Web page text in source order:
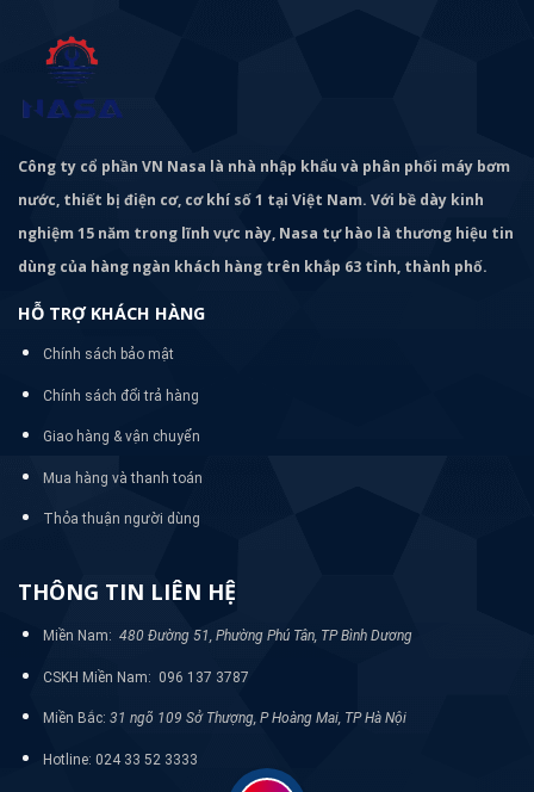
Công ty cổ phần VN Nasa là nhà nhập khẩu và phân phối máy bơm
nước, thiết bị điện cơ, cơ khí số 1 tại Việt Nam. Với bề dày kinh
nghiệm 15 năm trong lĩnh vực này, Nasa tự hào là thương hiệu tin
dùng của hàng ngàn khách hàng trên khắp 63 tỉnh, thành phố.
HỖ TRỢ KHÁCH HÀNG
Chính sách bảo mật
Chính sách đổi trả hàng
Giao hàng & vận chuyển
Mua hàng và thanh toán
Thỏa thuận người dùng
THÔNG TIN LIÊN HỆ
Miền Nam: 480 Đường 51, Phường Phú Tân, TP Bình Dương
CSKH Miền Nam: 096 137 3787
Miền Bắc: 31 ngõ 109 Sở Thượng, P Hoàng Mai, TP Hà Nội
Hotline: 024 33 52 3333